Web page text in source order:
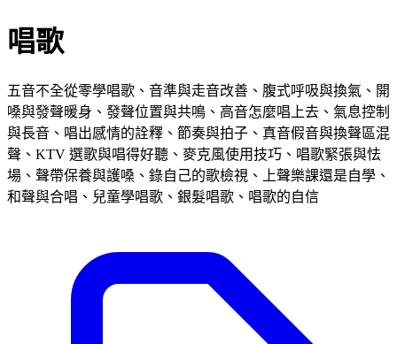
唱歌
五音不全從零學唱歌、音準與走音改善、腹式呼吸與換氣、開
嗓與發聲暖身、發聲位置與共鳴、高音怎麼唱上去、氣息控制
與長音、唱出感情的詮釋、節奏與拍子、真音假音與換聲區混
聲、KTV 選歌與唱得好聽、麥克風使用技巧、唱歌緊張與怯
場、聲帶保養與護嗓、錄自己的歌檢視、上聲樂課還是自學、
和聲與合唱、兒童學唱歌、銀髮唱歌、唱歌的自信